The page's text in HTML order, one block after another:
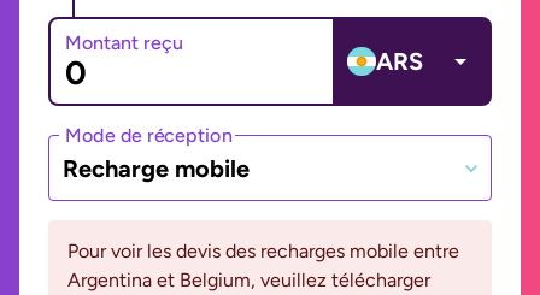
Montant reçu
ARS
Mode de réception
Recharge mobile
Pour voir les devis des recharges mobile entre
Argentina et Belgium, veuillez télécharger